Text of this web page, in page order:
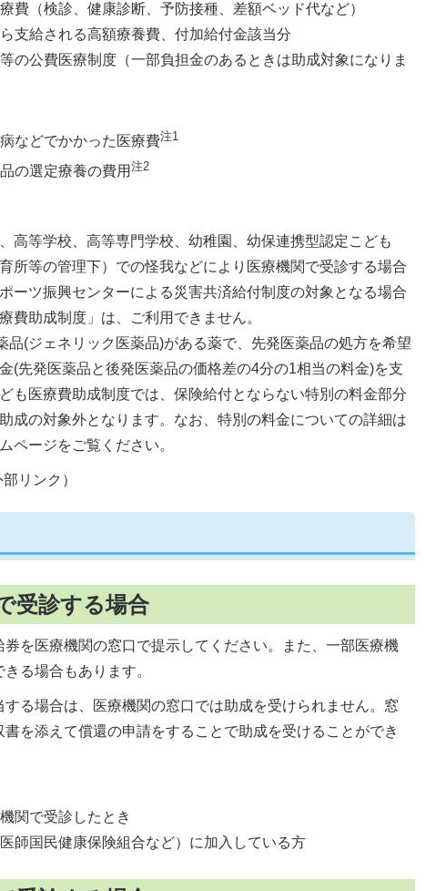
費（検診、健康診断、予防接種、差額ベッド代など）
支給される高額療養費、付加給付金該当分
の公費医療制度（一部負担金のあるときは助成対象になりま
などでかかった医療費注1
の選定療養の費用 注2
高等学校、高等専門学校、幼稚園、幼保連携型認定こども
所等の管理下）での怪我などにより医療機関で受診する場合
ーツ振興センターによる災害共済給付制度の対象となる場合
費助成制度」は、ご利用できません。
品(ジェネリック医薬品)がある薬で、先発医薬品の処方を希望
(先発医薬品と後発医薬品の価格差の4分の1相当の料金)を支
も医療費助成制度では、保険給付とならない特別の料金部分
成の対象外となります。なお、特別の料金についての詳細は
ページをご覧ください。
部リンク）
受診する場合
を医療機関の窓口で提示してください。また、一部医療機
る場合もあります。
る場合は、医療機関の窓口では助成を受けられません。窓
を添えて償還の申請をすることで助成を受けることができ
関で受診したとき
師国民健康保険組合など）に加入している方